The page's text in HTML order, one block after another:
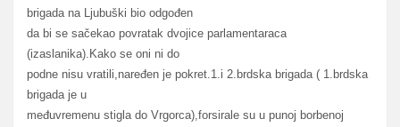
brigada na Ljubuški bio odgođen
da bi se sačekao povratak dvojice parlamentaraca
(izaslanika).Kako se oni ni do
podne nisu vratili,naređen je pokret.1.i 2.brdska brigada ( 1.brdska
brigada je u
međuvremenu stigla do Vrgorca),forsirale su u punoj borbenoj